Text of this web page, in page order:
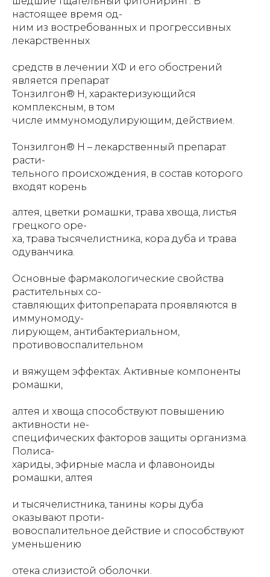
настоящее время од-
ним из востребованных и прогрессивных
лекарственных
средств в лечении ХФ и его обострений
является препарат
Тонзилгон® Н, характеризующийся
комплексным, в том
числе иммуномодулирующим, действием.
Тонзилгон® Н – лекарственный препарат
расти-
тельного происхождения, в состав которого
входят корень
алтея, цветки ромашки, трава хвоща, листья
грецкого оре-
ха, трава тысячелистника, кора дуба и трава
одуванчика.
Основные фармакологические свойства
растительных со-
ставляющих фитопрепарата проявляются в
иммуномоду-
лирующем, антибактериальном,
противовоспалительном
и вяжущем эффектах. Активные компоненты
ромашки,
алтея и хвоща способствуют повышению
активности не-
специфических факторов защиты организма.
Полиса-
хариды, эфирные масла и флавоноиды
ромашки, алтея
и тысячелистника, танины коры дуба
оказывают проти-
вовоспалительное действие и способствуют
уменьшению
отека слизистой оболочки.